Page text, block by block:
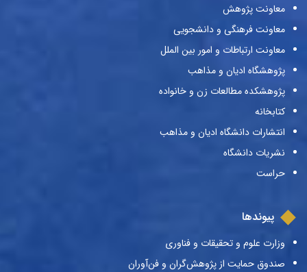
معاونت پژوهش
معاونت فرهنگی و دانشجویی
معاونت ارتباطات و امور بین الملل
پژوهشگاه ادیان و مذاهب
پژوهشکده مطالعات زن و خانواده
کتابخانه
انتشارات دانشگاه ادیان و مذاهب
نشریات دانشگاه
حراست
پیوندها
وزارت علوم و تحقیقات و فناوری
صندوق حمایت از پژوهش‌گران و فن‌آوران